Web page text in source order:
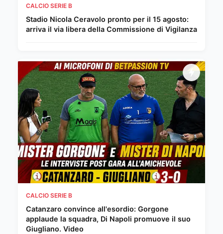
CALCIO SERIE B
Stadio Nicola Ceravolo pronto per il 15 agosto:
arriva il via libera della Commissione di Vigilanza
CALCIO SERIE B
Catanzaro convince all'esordio: Gorgone
applaude la squadra, Di Napoli promuove il suo
Giugliano. Video